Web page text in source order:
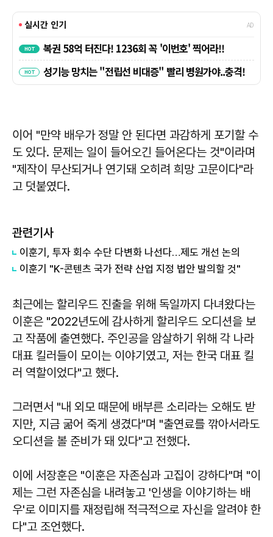
이어 "만약 배우가 정말 안 된다면 과감하게 포기할 수
도 있다. 문제는 일이 들어오긴 들어온다는 것"이라며
"제작이 무산되거나 연기돼 오히려 희망 고문이다"라
고 덧붙였다.
관련기사
이훈기, 투자 회수 수단 다변화 나선다…제도 개선 논의
이훈기 "K-콘텐츠 국가 전략 산업 지정 법안 발의할 것"
최근에는 할리우드 진출을 위해 독일까지 다녀왔다는
이훈은 "2022년도에 감사하게 할리우드 오디션을 보
고 작품에 출연했다. 주인공을 암살하기 위해 각 나라
대표 킬러들이 모이는 이야기였고, 저는 한국 대표 킬
러 역할이었다"고 했다.
그러면서 "내 외모 때문에 배부른 소리라는 오해도 받
지만, 지금 굶어 죽게 생겼다"며 "출연료를 깎아서라도
오디션을 볼 준비가 돼 있다"고 전했다.
이에 서장훈은 "이훈은 자존심과 고집이 강하다"며 "이
제는 그런 자존심을 내려놓고 '인생을 이야기하는 배
우'로 이미지를 재정립해 적극적으로 자신을 알려야 한
다"고 조언했다.